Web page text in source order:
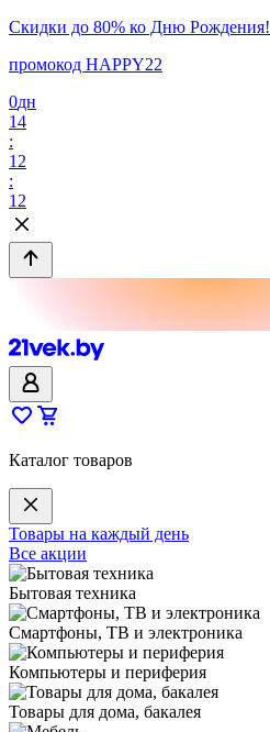
Скидки до 80% ко Дню Рождения!
промокод HAPPY22
0дн
14
:
12
:
12
Каталог товаров
Товары на каждый день
Все акции
Бытовая техника
Смартфоны, ТВ и электроника
Компьютеры и периферия
Товары для дома, бакалея